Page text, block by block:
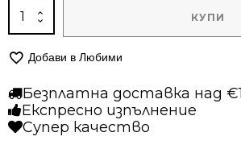
количество
за
пътека
Олимп
2423
Бежов
КУПИ
Добави в Любими
Безплатна доставка над
Експресно изпълнение
Супер качество